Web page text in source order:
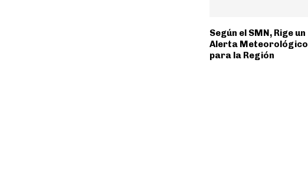
Según el SMN, Rige un
Alerta Meteorológico
para la Región